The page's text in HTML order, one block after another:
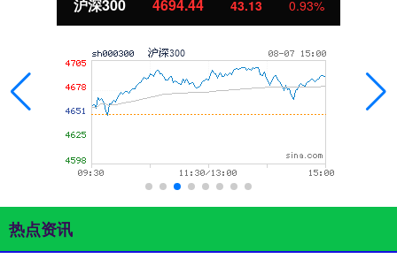
沪深300 4694.44 43.13 0.93%
热点资讯